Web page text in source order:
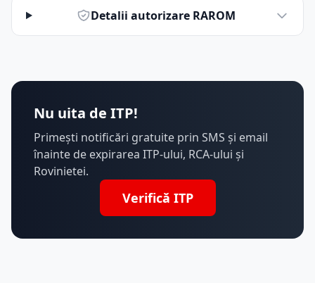
Detalii autorizare RAROM
Nu uita de ITP!
Primești notificări gratuite prin SMS și email
înainte de expirarea ITP-ului, RCA-ului și
Rovinietei.
Verifică ITP